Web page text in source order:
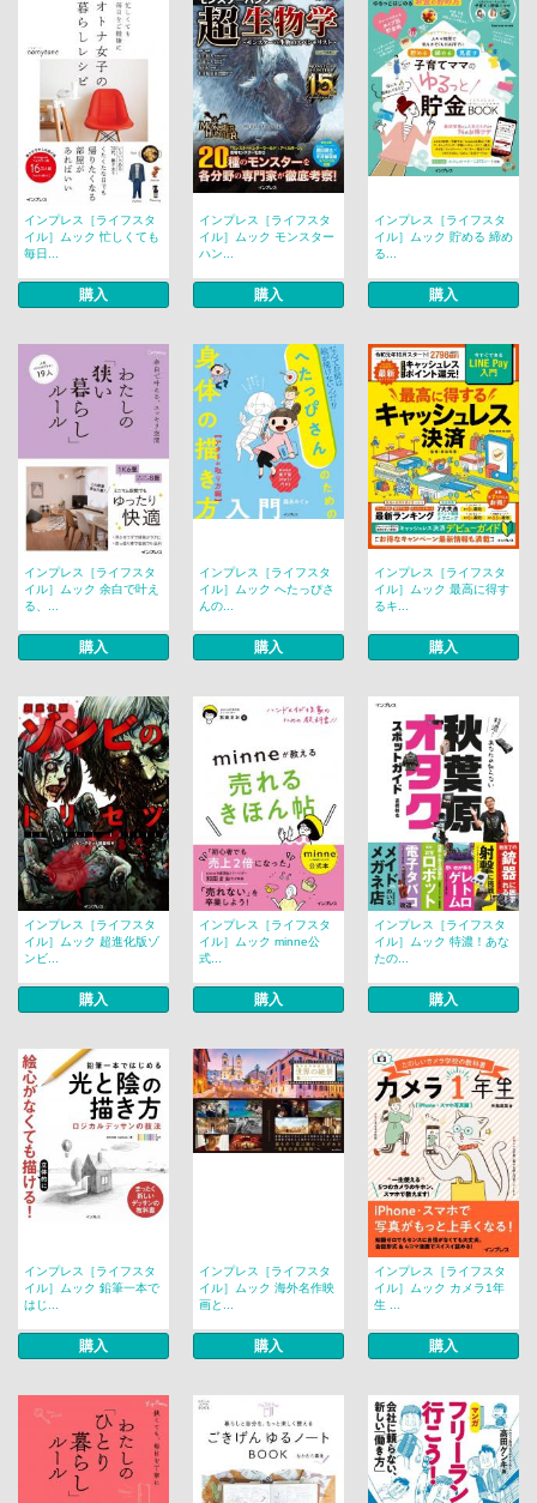
インプレス［ライフスタ
イル］ムック 忙しくても
毎日...
購入
インプレス［ライフスタ
イル］ムック モンスター
ハン...
購入
インプレス［ライフスタ
イル］ムック 貯める 締め
る...
購入
インプレス［ライフスタ
イル］ムック 余白で叶え
る、...
購入
インプレス［ライフスタ
イル］ムック へたっぴさ
んの...
購入
インプレス［ライフスタ
イル］ムック 最高に得す
るキ...
購入
インプレス［ライフスタ
イル］ムック 超進化版ゾ
ンビ...
購入
インプレス［ライフスタ
イル］ムック minne公
式...
購入
インプレス［ライフスタ
イル］ムック 特濃！あな
たの...
購入
インプレス［ライフスタ
イル］ムック 鉛筆一本で
はじ...
購入
インプレス［ライフスタ
イル］ムック 海外名作映
画と...
購入
インプレス［ライフスタ
イル］ムック カメラ1年
生 ...
購入